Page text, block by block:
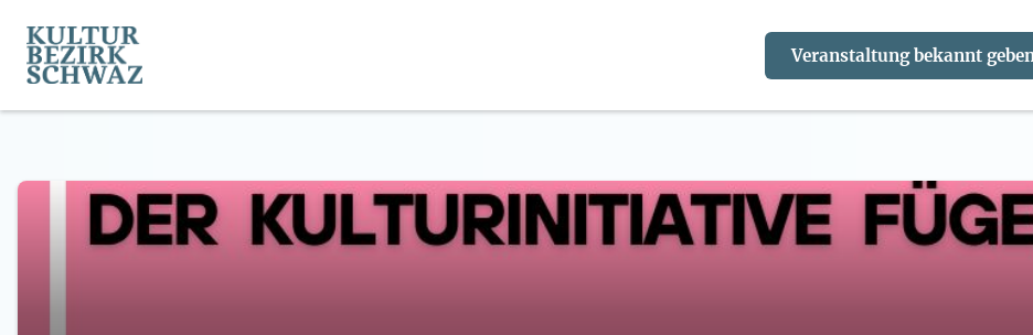
Veranstaltung bekannt geben